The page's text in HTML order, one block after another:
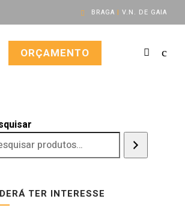
BRAGA | V.N. DE GAIA
ORÇAMENTO
TER INTERESSE